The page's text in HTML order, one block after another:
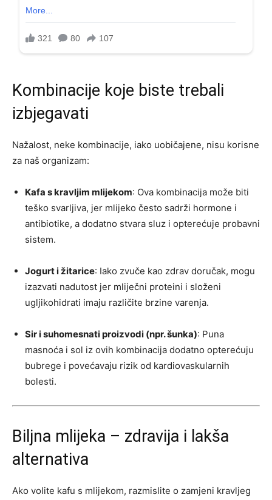
Kombinacije koje biste trebali
izbjegavati
Nažalost, neke kombinacije, iako uobičajene, nisu korisne
za naš organizam:
Kafa s kravljim mlijekom: Ova kombinacija može biti
teško svarljiva, jer mlijeko često sadrži hormone i
antibiotike, a dodatno stvara sluz i opterećuje probavni
sistem.
Jogurt i žitarice: Iako zvuče kao zdrav doručak, mogu
izazvati nadutost jer mliječni proteini i složeni
ugljikohidrati imaju različite brzine varenja.
Sir i suhomesnati proizvodi (npr. šunka): Puna
masnoća i sol iz ovih kombinacija dodatno opterećuju
bubrege i povećavaju rizik od kardiovaskularnih
bolesti.
Biljna mlijeka – zdravija i lakša
alternativa
Ako volite kafu s mlijekom, razmislite o zamjeni kravljeg